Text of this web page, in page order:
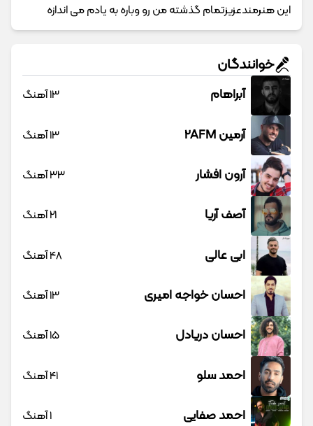
این هنرمندعزیزتمام گذشته من رو وباره به یادم می اندازه
خوانندگان
آبراهام 13 آهنگ
آرمین 2AFM 13 آهنگ
آرون افشار 33 آهنگ
آصف آریا 21 آهنگ
ابی عالی 48 آهنگ
احسان خواجه امیری 13 آهنگ
احسان دریادل 15 آهنگ
احمد سلو 41 آهنگ
احمد صفایی 1 آهنگ